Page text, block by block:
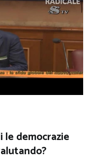
democrazie